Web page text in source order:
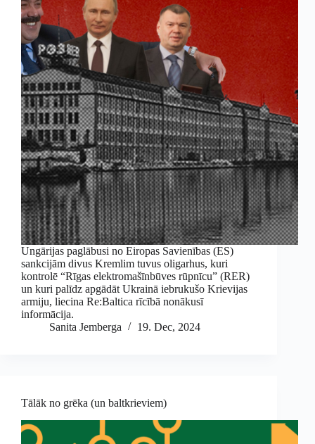
Ungārijas paglābusi no Eiropas Savienības (ES)
sankcijām divus Kremlim tuvus oligarhus, kuri
kontrolē “Rīgas elektromašīnbūves rūpnīcu” (RER)
un kuri palīdz apgādāt Ukrainā iebrukušo Krievijas
armiju, liecina Re:Baltica rīcībā nonākusī
informācija.
Sanita Jemberga
19. Dec, 2024
Tālāk no grēka (un baltkrieviem)